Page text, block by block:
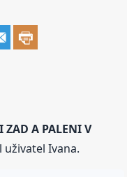
ZAD A PALENI V
Ivana.